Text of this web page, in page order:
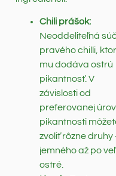
Chili prášok:
Neoddeliteľná
pravého chilli,
mu dodáva ostrú
pikantnosť. V
závislosti od
preferovanej
pikantnosti
zvoliť rôzne druhy
jemného až po
ostré.